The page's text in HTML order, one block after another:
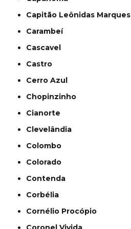
Capitão Leônidas Marques
Carambeí
Cascavel
Castro
Cerro Azul
Chopinzinho
Cianorte
Clevelândia
Colombo
Colorado
Contenda
Corbélia
Cornélio Procópio